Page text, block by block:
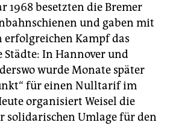
1968 besetzten die Bremer
und gaben mit
Kampf das
Städte: In Hannover und
wurde Monate später
für einen Nulltarif im
organisiert Weisel die
solidarischen Umlage für den